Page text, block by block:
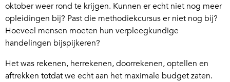
oktober weer rond te krijgen. Kunnen er echt niet nog meer
opleidingen bij? Past die methodiekcursus er niet nog bij?
Hoeveel mensen moeten hun verpleegkundige
handelingen bijspijkeren?
Het was rekenen, herrekenen, doorrekenen, optellen en
aftrekken totdat we echt aan het maximale budget zaten.